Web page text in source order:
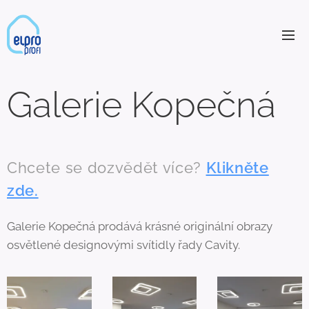
Galerie Kopečná
Chcete se dozvědět více? Klikněte
zde.
Galerie Kopečná prodává krásné originální obrazy
osvětlené designovými svítidly řady Cavity.